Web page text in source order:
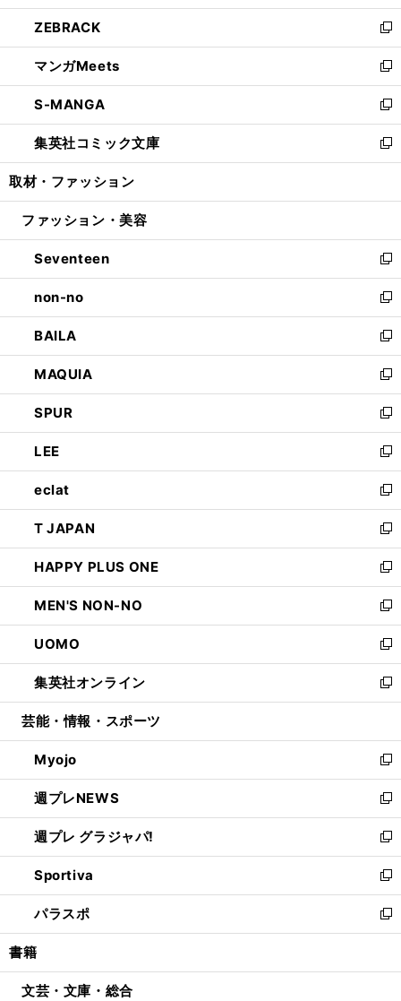
開
く
ウ
で
開
く
ン
ド
ウ
で
開
く
ウ
ィ
ン
ド
ウ
で
開
く
し
い
ウ
ィ
ン
ド
ウ
で
開
ZEBRACK
新
し
い
ウ
ィ
ン
ド
ウ
開
マンガMeets
新
し
い
ウ
ィ
ン
ウ
開
く
S-MANGA
新
し
い
ウ
ン
ウ
で
開
く
集英社コミック文庫
新
し
ウ
ン
ド
ウ
で
開
く
取材・ファッション
ファッション・美容
Seventeen
新
し
い
ウ
ィ
ン
ド
ウ
で
開
く
non-no
新
し
い
ウ
ィ
ン
ド
ウ
で
開
く
BAILA
新
し
い
ウ
ィ
ン
ド
ウ
で
開
く
MAQUIA
新
し
い
ウ
ィ
ン
ド
ウ
で
開
く
SPUR
新
し
い
ウ
ィ
ン
ド
ウ
で
開
く
LEE
新
し
い
ウ
ィ
ン
ド
ウ
で
開
く
eclat
新
し
い
ウ
ィ
ン
ド
ウ
で
開
く
T JAPAN
新
し
い
ウ
ィ
ン
ド
ウ
で
開
HAPPY PLUS ONE
新
し
い
ウ
ィ
ン
ド
ウ
開
く
MEN'S NON-NO
新
し
い
ウ
ィ
ン
ウ
で
開
く
UOMO
新
し
い
ウ
ン
ド
ウ
で
開
く
集英社オンライン
新
し
ウ
ィ
ン
ド
ウ
で
開
く
芸能・情報・スポーツ
Myojo
新
し
い
ウ
ィ
ン
ド
ウ
で
開
週プレNEWS
新
し
い
ウ
ィ
ン
ド
ウ
開
週プレ グラジャパ!
新
し
い
ウ
ィ
ン
ウ
Sportiva
新
し
い
ウ
ン
パラスポ
新
し
ウ
書籍
文芸・文庫・総合